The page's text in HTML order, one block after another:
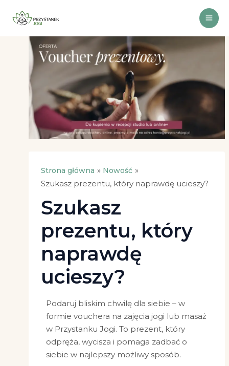
Strona główna Nowość
Szukasz prezentu, który naprawdę ucieszy?
Szukasz
prezentu, który
naprawdę
ucieszy?
Podaruj bliskim chwilę dla siebie – w
formie vouchera na zajęcia jogi lub masaż
w Przystanku Jogi. To prezent, który
odpręża, wycisza i pomaga zadbać o
siebie w najlepszy możliwy sposób.